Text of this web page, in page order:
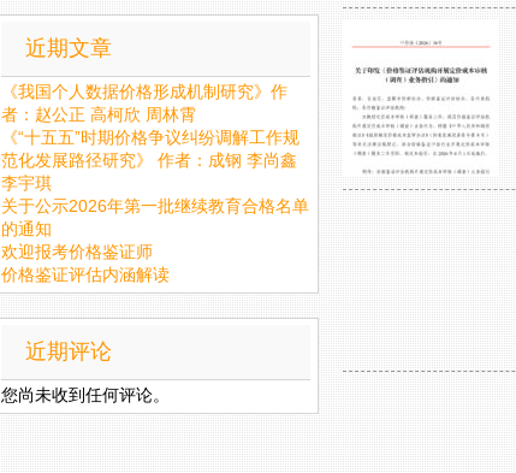
近期文章
《我国个人数据价格形成机制研究》作
者：赵公正 高柯欣 周林霄
《“十五五”时期价格争议纠纷调解工作规
范化发展路径研究》 作者：成钢 李尚鑫
李宇琪
关于公示2026年第一批继续教育合格名单
的通知
欢迎报考价格鉴证师
价格鉴证评估内涵解读
近期评论
您尚未收到任何评论。